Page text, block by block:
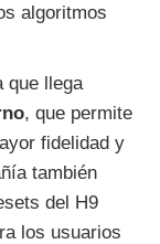
algoritmos
que llega
, que permite
fidelidad y
también
del H9
los usuarios